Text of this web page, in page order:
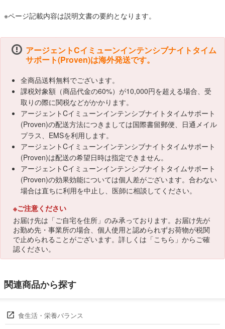
※ページ記載内容は説明文書の要約となります。
アージェントCイミューンインテンシブナイトタイム
サポート(Proven)は海外発送です。
全商品送料無料でございます。
課税対象額（商品代金の60%）が10,000円を超える場合、受
取りの際に関税などがかかります。
アージェントCイミューンインテンシブナイトタイムサポート
(Proven)の配送方法につきましては国際書留郵便、日通メイル
プラス、EMSを利用します。
アージェントCイミューンインテンシブナイトタイムサポート
(Proven)は配送の希望日時は指定できません。
アージェントCイミューンインテンシブナイトタイムサポート
(Proven)の効果効能については個人差がございます。合わない
場合は直ちに利用を中止し、医師に相談してください。
※ご注意ください
お届け先は「ご自宅を住所」のみ承っております。お届け先が
お勤め先・事業所の場合、個人使用と認められずお荷物が税関
で止められることがございます。詳しくは「こちら 」からご確
認ください。
関連商品から探す
食生活・栄養バランス